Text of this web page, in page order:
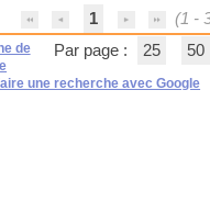
1
(1 -
Par page :
25 50
de
une recherche avec Google